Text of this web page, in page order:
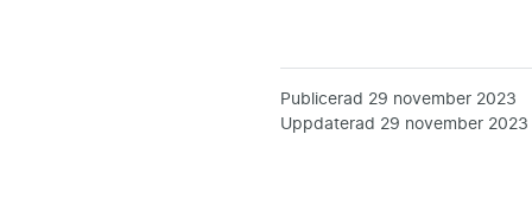
Publicerad 29 november 2023
Uppdaterad 29 november 2023